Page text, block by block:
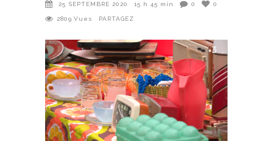
25 SEPTEMBRE 2020 15 h 45 min 0 0
2809 Vues PARTAGEZ